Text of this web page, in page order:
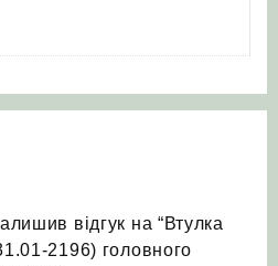
відгук на “Втулка
2196) головного